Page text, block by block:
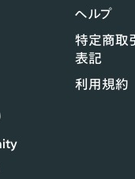
ヘルプ
特定商取
表記
利用規約